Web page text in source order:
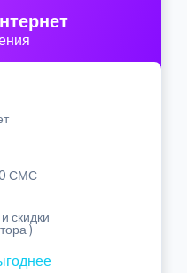
СМС
скидки
)